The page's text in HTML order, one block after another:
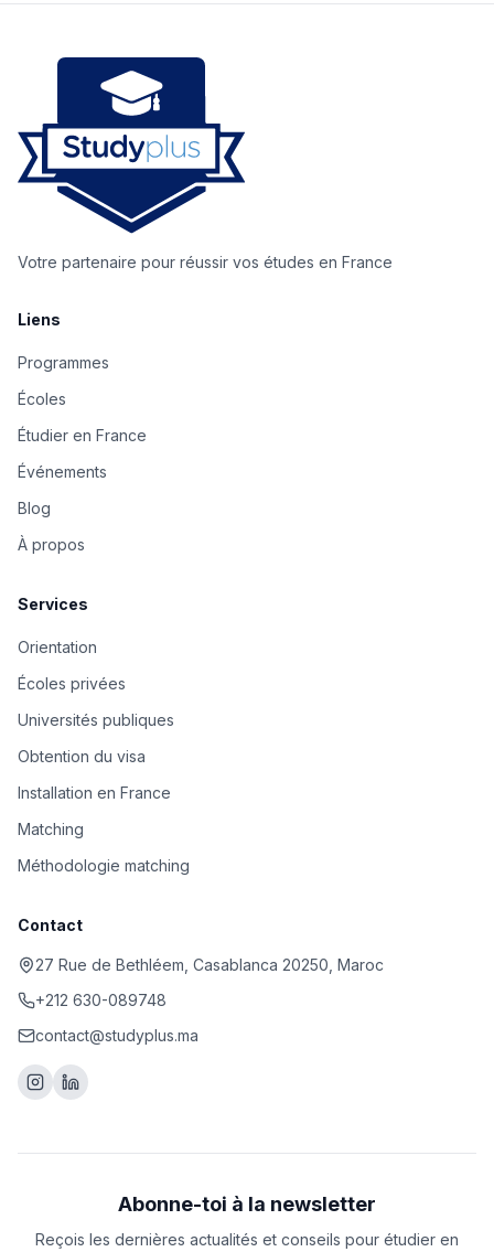
Votre partenaire pour réussir vos études en France
Liens
Programmes
Écoles
Étudier en France
Événements
Blog
À propos
Services
Orientation
Écoles privées
Universités publiques
Obtention du visa
Installation en France
Matching
Méthodologie matching
Contact
27 Rue de Bethléem, Casablanca 20250, Maroc
+212 630-089748
contact@studyplus.ma
Abonne-toi à la newsletter
Reçois les dernières actualités et conseils pour étudier en